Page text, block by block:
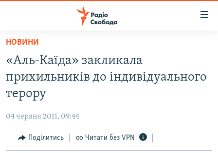
Перейти
основного
матеріалу
Перейти
до
основної
навігації
Перейти
до
СТАТТІ
ЕКОНОМІКА
СУСПІЛЬСТВО
РОСІЙСЬКА «ФІЛЬТРАЦІЯ»
ДОНБАС.РЕАЛІЇ
НОВИНИ
«Аль-Каїда» закликала
прихильників до індивідуального
терору
04 червня 2011, 09:44
Поділитись Читати без VPN